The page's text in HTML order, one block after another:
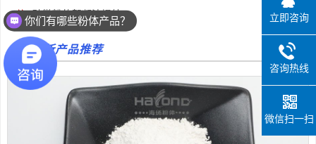
硅微粉的絮凝法提纯
最新产品推荐
立即咨询
咨询热线
微信扫一扫
你们有哪些粉体产品？